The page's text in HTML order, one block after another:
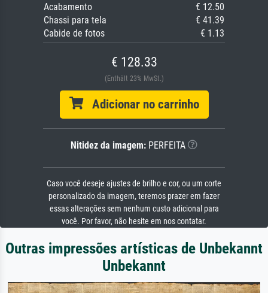
Acabamento
€ 12.50
Chassi para tela
€ 41.39
Cabide de fotos
€ 1.13
€ 128.33
(Enthält 23% MwSt.)
Adicionar no carrinho
Nitidez da imagem: PERFEITA
Caso você deseje ajustes de brilho e cor, ou um corte
personalizado da imagem, teremos prazer em fazer
essas alterações sem nenhum custo adicional para
você. Por favor, não hesite em nos contatar.
Outras impressões artísticas de Unbekannt
Unbekannt